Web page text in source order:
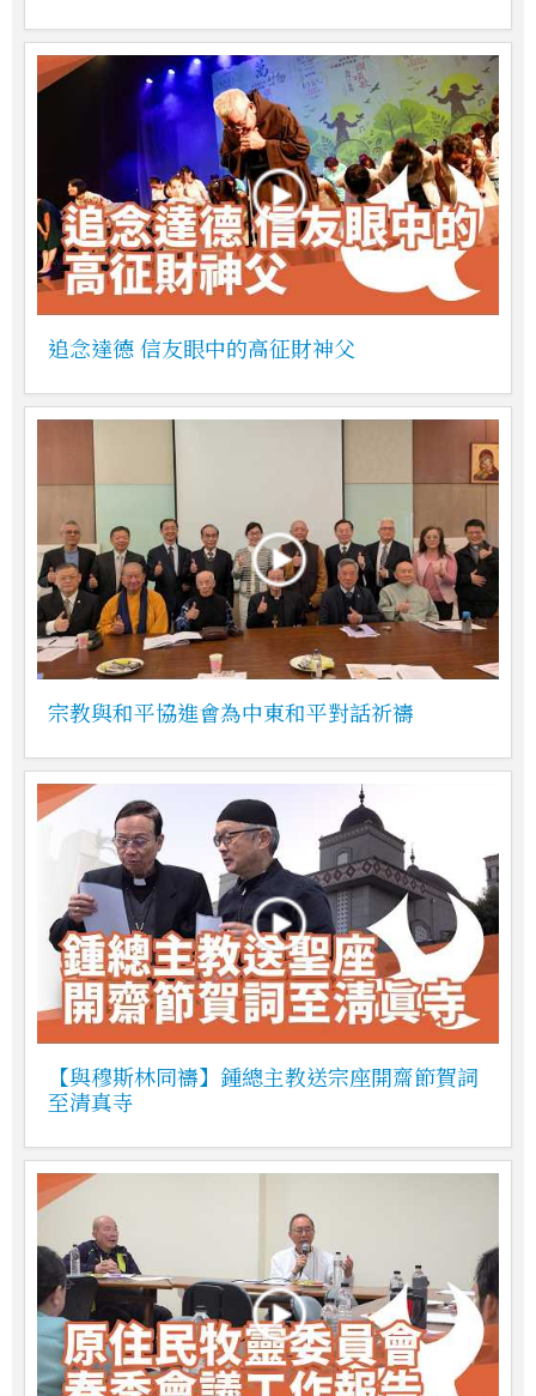
追念達德 信友眼中的高征財神父
宗教與和平協進會為中東和平對話祈禱
【與穆斯林同禱】鍾總主教送宗座開齋節賀詞
至清真寺